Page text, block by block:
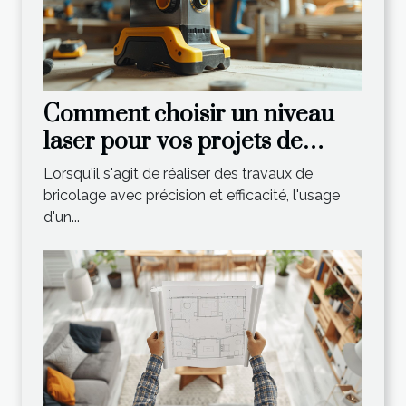
Comment choisir un niveau
laser pour vos projets de
bricolage
Lorsqu'il s'agit de réaliser des travaux de
bricolage avec précision et efficacité, l'usage
d'un...